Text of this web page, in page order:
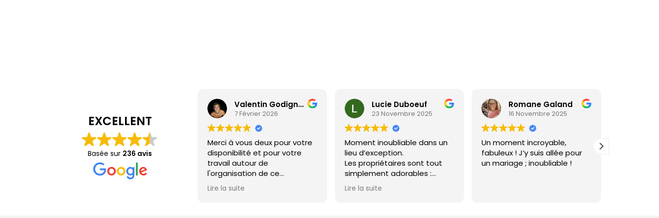
EXCELLENT
Basée sur 236 avis
Valentin Godignon
7 Février 2026
Merci à vous deux pour votre
disponibilité et pour votre
travail autour de
l'organisation de ce
magnifique week-end. La
météo n'était pas au RDV,
Lire la suite
Lucie Duboeuf
23 Novembre 2025
Moment inoubliable dans un
lieu d’exception.
Les propriétaires sont tout
simplement adorables :
attentionnés, disponibles et
très à l’écoute.
Lire la suite
Romane Galand
16 Novembre 2025
Un moment incroyable,
fabuleux ! J’y suis allée pour
un mariage ; inoubliable !